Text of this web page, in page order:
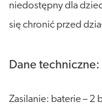
niedostępny dla
się chronić przed
Dane techniczne:
Zasilanie: baterie – 2